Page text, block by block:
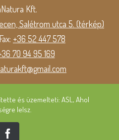
Kft.
Salétrom utca 5. (térkép)
+36 52 447 578
70 94 95 169
és üzemelteti: ASL, Ahol
lelsz.